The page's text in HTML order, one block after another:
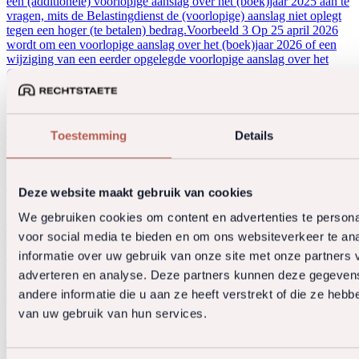
Toestemming Details
Deze website maakt gebruik van cookies
We gebruiken cookies om content en advertenties te
voor social media te bieden en om ons websiteverkeer te
informatie over uw gebruik van onze site met onze partners
adverteren en analyse. Deze partners kunnen deze
andere informatie die u aan ze heeft verstrekt of die ze
van uw gebruik van hun services.
vragen, mits de Belastingdienst de (voorlopige) aanslag niet oplegt
tegen een hoger (te betalen) bedrag.Voorbeeld 3 Op 25 april 2026
wordt om een voorlopige aanslag over het (boek)jaar 2026 of een
wijziging van een eerder opgelegde voorlopige aanslag over het
(boek)jaar 2026 verzocht, waarna een voorlopige aanslag met
dagtekening 1 september 2026 wordt ontvangen.Als de gegevens uit
overgenomen, wordt geen belastingrente verschuldigd, omdat al
vóór 1 mei 2026 een verzoek om een voorlopige aanslag is
A2. Bezwaar maken tegen belastingrente vennootschapsbelasting
Op 16 januari 2026 heeft de Hoge Raad uitspraak gedaan omtrent
de cassatieprocedure over het belastingrentepercentage voor de
vennootschapsbelasting. De Hoge Raad heeft geoordeeld dat het
verhoogde belastingrentepercentage voor de vennootschapsbelasting
in strijd is met het evenredigheids- en gelijkheidsbeginsel en daarom
niet mag worden toegepast.
beschouwing moet blijven en dat voor de vennootschapsbelasting